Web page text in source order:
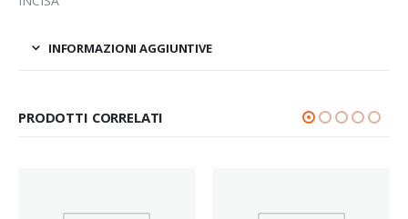
INFORMAZIONI AGGIUNTIVE
PRODOTTI CORRELATI